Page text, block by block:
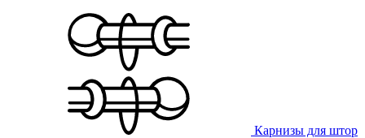
Карнизы для штор